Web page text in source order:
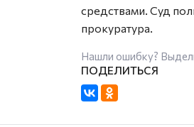
средствами. Суд
прокуратура.
Нашли ошибку?